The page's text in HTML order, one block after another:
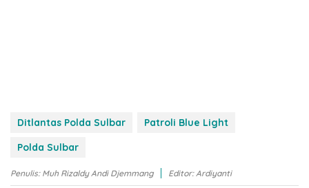
Ditlantas Polda Sulbar
Patroli Blue Light
Polda Sulbar
Penulis: Muh Rizaldy Andi Djemmang Editor: Ardiyanti